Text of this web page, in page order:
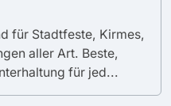
für Stadtfeste, Kirmes,
aller Art. Beste,
für jed...